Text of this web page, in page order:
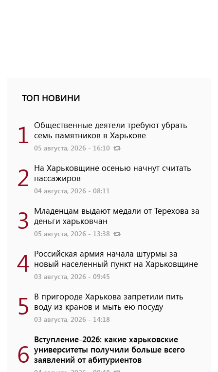
ТОП НОВИНИ
1 Общественные деятели требуют убрать
семь памятников в Харькове
05 августа, 2026 - 16:10
2 На Харьковщине осенью начнут считать
пассажиров
04 августа, 2026 - 08:11
3 Младенцам выдают медали от Терехова за
деньги харьковчан
05 августа, 2026 - 13:38
4 Российская армия начала штурмы за
новый населенный пункт на Харьковщине
03 августа, 2026 - 09:45
5 В пригороде Харькова запретили пить
воду из кранов и мыть ею посуду
03 августа, 2026 - 14:18
6 Вступление-2026: какие харьковские
университеты получили больше всего
заявлений от абитуриентов